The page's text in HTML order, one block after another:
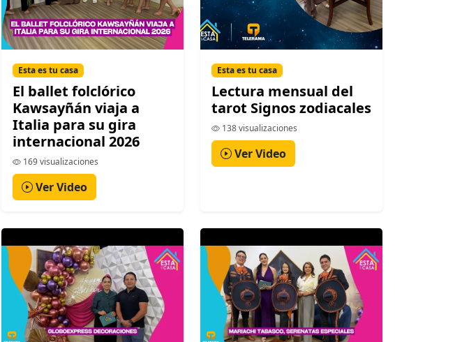
Esta es tu casa
El ballet folclórico
Kawsayñán viaja a
Italia para su gira
internacional 2026
169 visualizaciones
Ver Video
Esta es tu casa
Lectura mensual del
tarot Signos zodiacales
138 visualizaciones
Ver Video